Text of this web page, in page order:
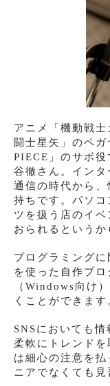
アニメ「機動戦
闘士星矢」のペ
PIECE」のサボ
谷徹さん。イン
通信の時代から
持ちです。パソ
ツを扱う店のイ
おられるというか
プログラミング
を使った自作プ
（Windows向け
くことができます
SNSにおいても
柔軟にトレンド
は細心の注意を
ニアでなくても見